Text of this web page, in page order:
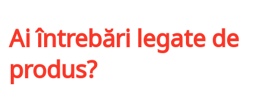
Ai întrebări legate de
produs?